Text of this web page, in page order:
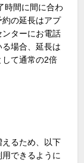
時間に間に合わ
の延長はアプ
ンターにお電話
場合、延長は
て通常の2倍
るため、以下
できるように